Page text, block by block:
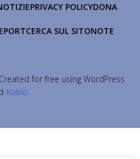
PRIVACY POLICYDONA
CERCA SUL SITONOTE
for free using WordPress
Kubio